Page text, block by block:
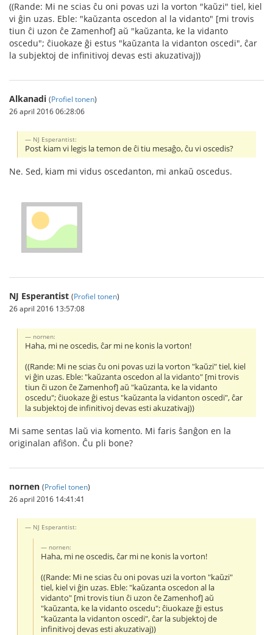
((Rande: Mi ne scias ĉu oni povas uzi la vorton "kaŭzi" tiel, kiel
vi ĝin uzas. Eble: "kaŭzanta oscedon al la vidanto" [mi trovis
tiun ĉi uzon ĉe Zamenhof] aŭ "kaŭzanta, ke la vidanto
oscedu"; ĉiuokaze ĝi estus "kaŭzanta la vidanton oscedi", ĉar
la subjektoj de infinitivoj devas esti akuzativaj))
Alkanadi (Profiel tonen)
26 april 2016 06:28:06
NJ Esperantist:
Post kiam vi legis la temon de ĉi tiu mesaĝo, ĉu vi oscedis?
Ne. Sed, kiam mi vidus oscedanton, mi ankaŭ oscedus.
NJ Esperantist (Profiel tonen)
26 april 2016 13:57:08
nornen:
Haha, mi ne oscedis, ĉar mi ne konis la vorton!
((Rande: Mi ne scias ĉu oni povas uzi la vorton "kaŭzi" tiel, kiel
vi ĝin uzas. Eble: "kaŭzanta oscedon al la vidanto" [mi trovis
tiun ĉi uzon ĉe Zamenhof] aŭ "kaŭzanta, ke la vidanto
oscedu"; ĉiuokaze ĝi estus "kaŭzanta la vidanton oscedi", ĉar
la subjektoj de infinitivoj devas esti akuzativaj))
Mi same sentas laŭ via komento. Mi faris ŝanĝon en la
originalan afiŝon. Ĉu pli bone?
nornen (Profiel tonen)
26 april 2016 14:41:41
NJ Esperantist:
nornen:
Haha, mi ne oscedis, ĉar mi ne konis la vorton!
((Rande: Mi ne scias ĉu oni povas uzi la vorton "kaŭzi"
tiel, kiel vi ĝin uzas. Eble: "kaŭzanta oscedon al la
vidanto" [mi trovis tiun ĉi uzon ĉe Zamenhof] aŭ
"kaŭzanta, ke la vidanto oscedu"; ĉiuokaze ĝi estus
"kaŭzanta la vidanton oscedi", ĉar la subjektoj de
infinitivoj devas esti akuzativaj))